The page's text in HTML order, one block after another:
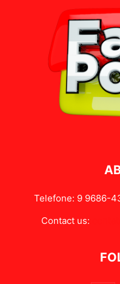
Telefone: 9 9686-
Contact us: